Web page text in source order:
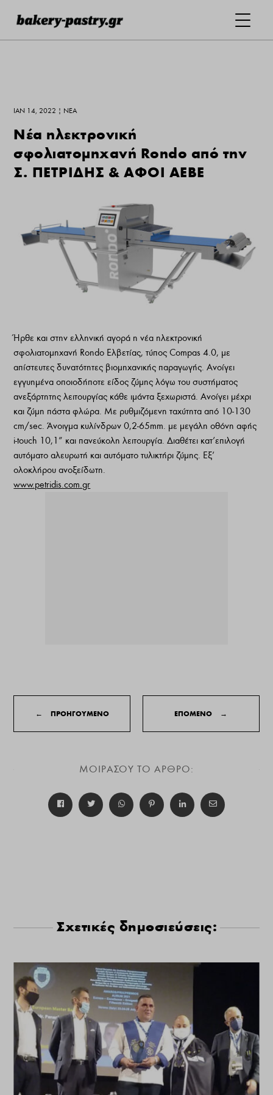
ΙΑΝ 14, 2022 | ΝΕΑ
Νέα ηλεκτρονική
σφολιατομηχανή Rondo από την
Σ. ΠΕΤΡΙΔΗΣ & ΑΦΟΙ ΑΕΒΕ
Ήρθε και στην ελληνική αγορά η νέα ηλεκτρονική
σφολιατομηχανή Rondo Ελβετίας, τύπος Compas 4.0, με
απίστευτες δυνατότητες βιομηχανικής παραγωγής. Ανοίγει
εγγυημένα οποιοδήποτε είδος ζύμης λόγω του συστήματος
ανεξάρτητης λειτουργίας κάθε ιμάντα ξεχωριστά. Ανοίγει μέχρι
και ζύμη πάστα φλώρα. Με ρυθμιζόμενη ταχύτητα από 10-130
cm/sec. Άνοιγμα κυλίνδρων 0,2-65mm. με μεγάλη οθόνη αφής
i-touch 10,1” και πανεύκολη λειτουργία. Διαθέτει κατ’επιλογή
αυτόματο αλευρωτή και αυτόματο τυλικτήρι ζύμης. Εξ’
ολοκλήρου ανοξείδωτη.
www.petridis.com.gr
← ΠΡΟΗΓΟΥΜΕΝΟ ΕΠΟΜΕΝΟ →
ΜΟΙΡΑΣΟΥ ΤΟ ΑΡΘΡΟ:
Σχετικές δημοσιεύσεις: